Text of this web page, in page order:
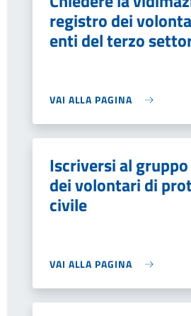
registro dei
enti del terzo
VAI ALLA PAGINA
Iscriversi al
dei volontari di
civile
VAI ALLA PAGINA